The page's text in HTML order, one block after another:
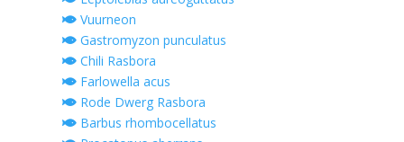
Vuurneon
Gastromyzon punculatus
Chili Rasbora
Farlowella acus
Rode Dwerg Rasbora
Barbus rhombocellatus